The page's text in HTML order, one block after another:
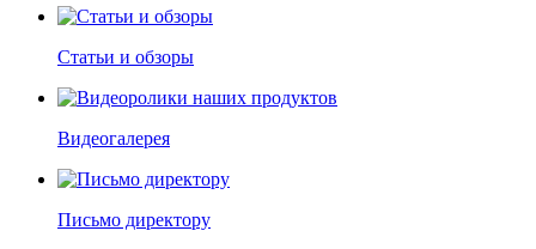
Статьи и обзоры
Видеогалерея
Письмо директору